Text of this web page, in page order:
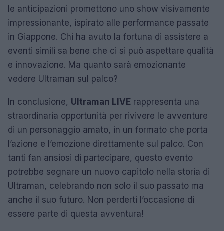
le anticipazioni promettono uno show visivamente
impressionante, ispirato alle performance passate
in Giappone. Chi ha avuto la fortuna di assistere a
eventi simili sa bene che ci si può aspettare qualità
e innovazione. Ma quanto sarà emozionante
vedere Ultraman sul palco?
In conclusione, Ultraman LIVE rappresenta una
straordinaria opportunità per rivivere le avventure
di un personaggio amato, in un formato che porta
l’azione e l’emozione direttamente sul palco. Con
tanti fan ansiosi di partecipare, questo evento
potrebbe segnare un nuovo capitolo nella storia di
Ultraman, celebrando non solo il suo passato ma
anche il suo futuro. Non perderti l’occasione di
essere parte di questa avventura!